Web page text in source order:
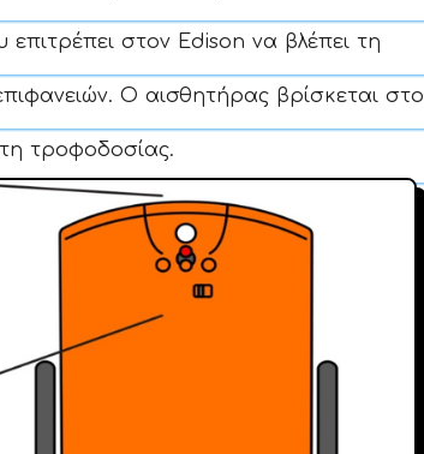
στον Edison να βλέπει τη
Ο αισθητήρας βρίσκεται στο
τροφοδοσίας.